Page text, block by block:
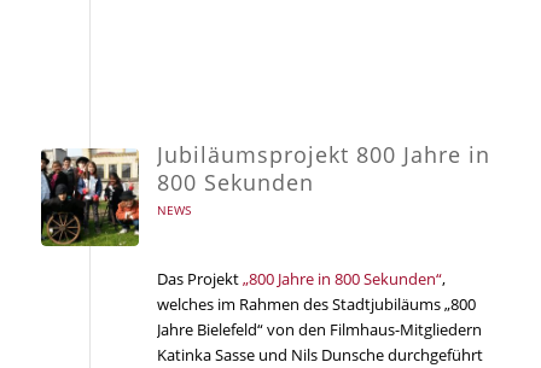
Jubiläumsprojekt 800 Jahre in
800 Sekunden
NEWS
Das Projekt„800 Jahre in 800 Sekunden“,
welches im Rahmen des Stadtjubiläums „800
Jahre Bielefeld“ von den Filmhaus-Mitgliedern
Katinka Sasse und Nils Dunsche durchgeführt